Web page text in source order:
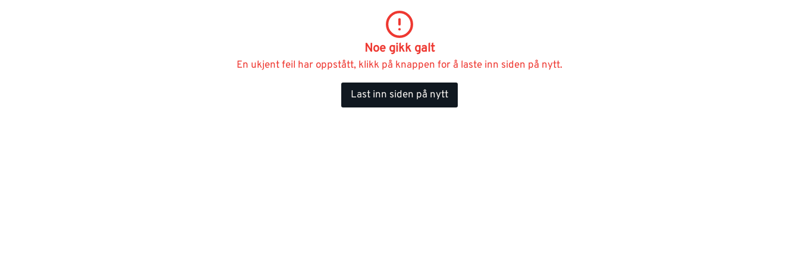
Noe gikk galt
En ukjent feil har oppstått, klikk på knappen for å laste inn siden på nytt.
Last inn siden på nytt